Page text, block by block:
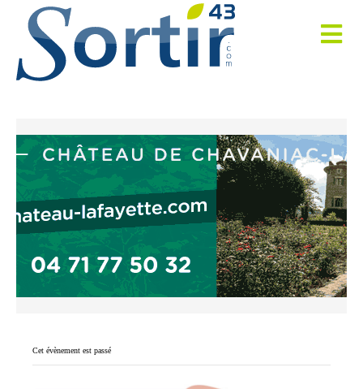
Cet évènement est passé